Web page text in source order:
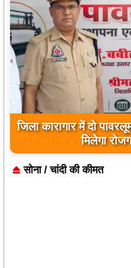
जिला कारागार में दो
मिलेगा
सोना / चांदी की कीमत